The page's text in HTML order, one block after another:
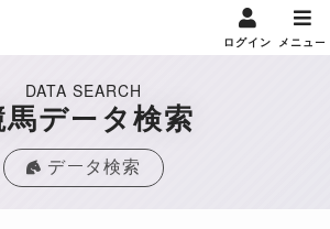
ログイン メニュー
DATA SEARCH
データ検索
データ検索